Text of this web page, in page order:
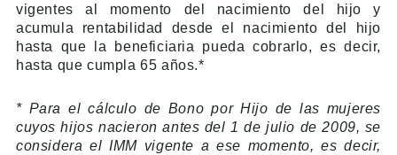
vigentes al momento del nacimiento del hijo y
acumula rentabilidad desde el nacimiento del hijo
hasta que la beneficiaria pueda cobrarlo, es decir,
hasta que cumpla 65 años.*
* Para el cálculo de Bono por Hijo de las mujeres
cuyos hijos nacieron antes del 1 de julio de 2009, se
considera el IMM vigente a ese momento, es decir,